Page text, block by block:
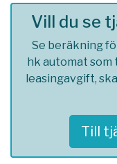
Vill du se
Se beräkning
hk automat
leasingavgift,
Till